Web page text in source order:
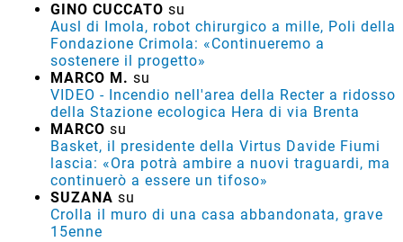
GINO CUCCATO su
Ausl di Imola, robot chirurgico a mille, Poli della
Fondazione Crimola: «Continueremo a
sostenere il progetto»
MARCO M. su
VIDEO - Incendio nell'area della Recter a ridosso
della Stazione ecologica Hera di via Brenta
MARCO su
Basket, il presidente della Virtus Davide Fiumi
lascia: «Ora potrà ambire a nuovi traguardi, ma
continuerò a essere un tifoso»
SUZANA su
Crolla il muro di una casa abbandonata, grave
15enne